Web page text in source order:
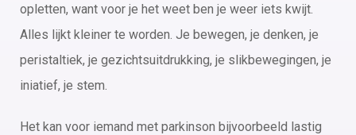
opletten, want voor je het weet ben je weer iets kwijt.
Alles lijkt kleiner te worden. Je bewegen, je denken, je
peristaltiek, je gezichtsuitdrukking, je slikbewegingen, je
iniatief, je stem.
Het kan voor iemand met parkinson bijvoorbeeld lastig